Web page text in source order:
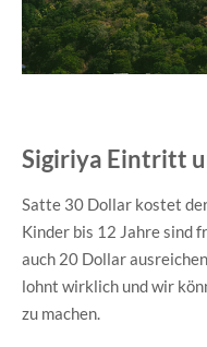
Sigiriya Eintritt
Satte 30 Dollar kostet
Kinder bis 12 Jahre sind
auch 20 Dollar
lohnt wirklich und wir
zu machen.